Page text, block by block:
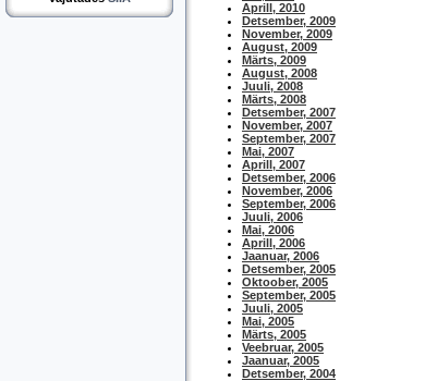
Aprill, 2010
Detsember, 2009
November, 2009
August, 2009
Märts, 2009
August, 2008
Juuli, 2008
Märts, 2008
Detsember, 2007
November, 2007
September, 2007
Mai, 2007
Aprill, 2007
Detsember, 2006
November, 2006
September, 2006
Juuli, 2006
Mai, 2006
Aprill, 2006
Jaanuar, 2006
Detsember, 2005
Oktoober, 2005
September, 2005
Juuli, 2005
Mai, 2005
Märts, 2005
Veebruar, 2005
Jaanuar, 2005
Detsember, 2004